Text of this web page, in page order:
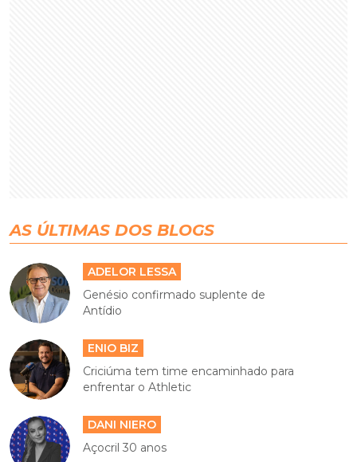
AS ÚLTIMAS DOS BLOGS
ADELOR LESSA
Genésio confirmado suplente de
Antídio
ENIO BIZ
Criciúma tem time encaminhado para
enfrentar o Athletic
DANI NIERO
Açocril 30 anos